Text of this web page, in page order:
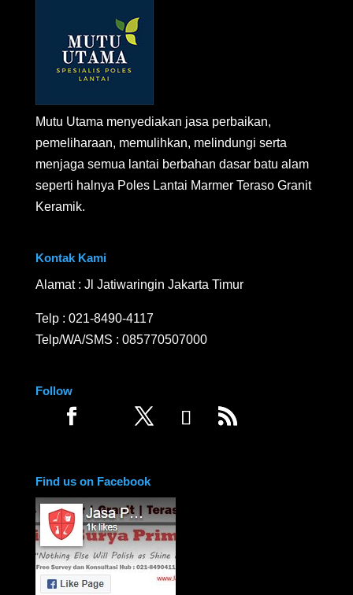
Mutu Utama menyediakan jasa perbaikan,
pemeliharaan, memulihkan, melindungi serta
menjaga semua lantai berbahan dasar batu alam
seperti halnya Poles Lantai Marmer Teraso Granit
Keramik.
Kontak Kami
Alamat : Jl Jatiwaringin Jakarta Timur
Telp : 021-8490-4117
Telp/WA/SMS : 085770507000
Follow
Find us on Facebook